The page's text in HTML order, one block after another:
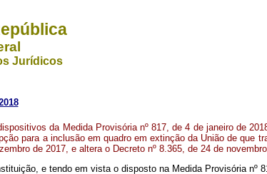
Jurídicos
da Medida Provisória nº 817, de 4 de janeiro de
para a inclusão em quadro em extinção da União de que
de 2017, e altera o Decreto nº 8.365, de 24 de
e tendo em vista o disposto na Medida Provisória nº